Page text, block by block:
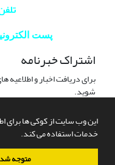
این وب سایت از کوکی ها برای
خدمات استفاده می کند.
متوجه
پست
اشتراک خبرنامه
برای دریافت اخبار و
شوید.